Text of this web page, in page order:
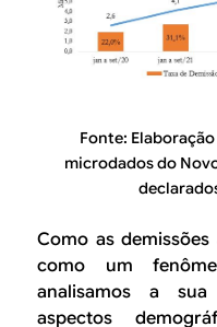
Fonte:
microdados do
Como as
como um
analisamos a
aspectos